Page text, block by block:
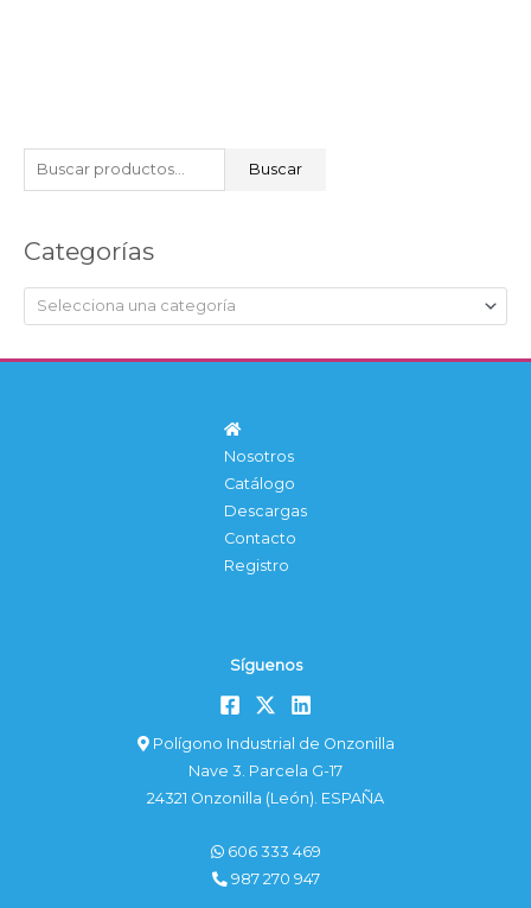
u
c
Buscar
Categorías
Selecciona una categoría
Nosotros
Catálogo
Descargas
Contacto
Registro
Síguenos
Polígono Industrial de Onzonilla
Nave 3. Parcela G-17
24321 Onzonilla (León). ESPAÑA
606 333 469
987 270 947